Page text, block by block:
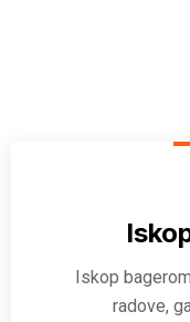
Iskop
radove,